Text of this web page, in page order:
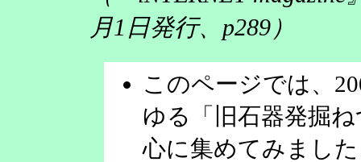
月1日発行、p289）
このページでは、
ゆる「旧石器発掘
心に集めてみまし